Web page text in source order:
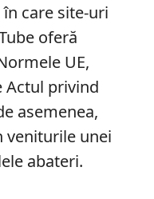
care site-uri
oferă
UE,
Actul privind
asemenea,
veniturile unei
abateri.